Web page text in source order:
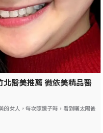
醫美推薦 微依美精品醫
的女人，每次照鏡子時，看到曬太陽後